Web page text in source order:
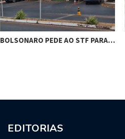
BOLSONARO PEDE AO STF PARA…
EDITORIAS